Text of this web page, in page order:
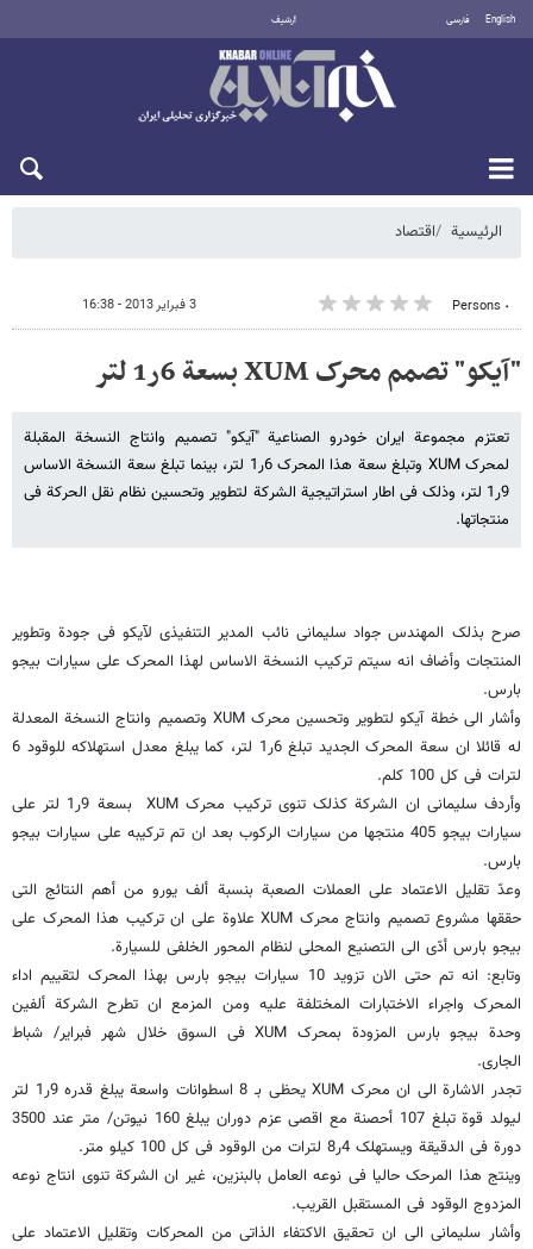
English فارسی أرشيف
الرئيسية اقتصاد
٠ Persons 3 فبراير 2013 - 16:38
"آیکو" تصمم محرک XUM بسعة 6ر1 لتر
تعتزم مجموعة ایران خودرو الصناعیة "آیکو" تصمیم وانتاج النسخة المقبلة
لمحرک XUM وتبلغ سعة هذا المحرک 6ر1 لتر، بینما تبلغ سعة النسخة الاساس
9ر1 لتر، وذلک فی اطار استراتیجیة الشرکة لتطویر وتحسین نظام نقل الحرکة فی
منتجاتها.
صرح بذلک المهندس جواد سلیمانی نائب المدیر التنفیذی لآیکو فی جودة وتطویر
المنتجات وأضاف انه سیتم ترکیب النسخة الاساس لهذا المحرک على سیارات بیجو
بارس.
وأشار الى خطة آیکو لتطویر وتحسین محرک XUM وتصمیم وانتاج النسخة المعدلة
له قائلا ان سعة المحرک الجدید تبلغ 6ر1 لتر، کما یبلغ معدل استهلاکه للوقود 6
لترات فی کل 100 کلم.
وأردف سلیمانی ان الشرکة کذلک تنوی ترکیب محرک XUM بسعة 9ر1 لتر على
سیارات بیجو 405 منتجها من سیارات الرکوب بعد ان تم ترکیبه على سیارات بیجو
بارس.
وعدّ تقلیل الاعتماد على العملات الصعبة بنسبة ألف یورو من أهم النتائج التی
حققها مشروع تصمیم وانتاج محرک XUM علاوة على ان ترکیب هذا المحرک على
بیجو بارس أدّى الى التصنیع المحلی لنظام المحور الخلفی للسیارة.
وتابع: انه تم حتى الان تزوید 10 سیارات بیجو بارس بهذا المحرک لتقییم اداء
المحرک واجراء الاختبارات المختلفة علیه ومن المزمع ان تطرح الشرکة ألفین
وحدة بیجو بارس المزودة بمحرک XUM فی السوق خلال شهر فبرایر/ شباط
الجاری.
تجدر الاشارة الى ان محرک XUM یحظى بـ 8 اسطوانات واسعة یبلغ قدره 9ر1 لتر
لیولد قوة تبلغ 107 أحصنة مع اقصى عزم دوران یبلغ 160 نیوتن/ متر عند 3500
دورة فی الدقیقة ویستهلک 4ر8 لترات من الوقود فی کل 100 کیلو متر.
وینتج هذا المرحک حالیا فی نوعه العامل بالبنزین، غیر ان الشرکة تنوی انتاج نوعه
المزدوج الوقود فی المستقبل القریب.
وأشار سلیمانی الى ان تحقیق الاکتفاء الذاتی من المحرکات وتقلیل الاعتماد على